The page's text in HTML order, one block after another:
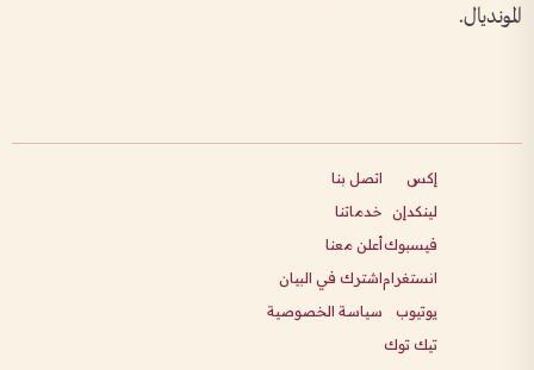
المونديال.
إكس
لينكدإن
فيسبوك
انستغرام
يوتيوب
تيك توك
اتصل بنا
خدماتنا
أعلن معنا
اشترك في البيان
سياسة الخصوصية